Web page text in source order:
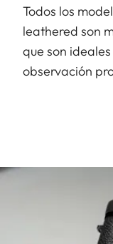
Todos los
leathered son
que son
observación